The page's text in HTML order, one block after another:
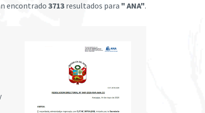
encontrado3713 resultados para " ANA".